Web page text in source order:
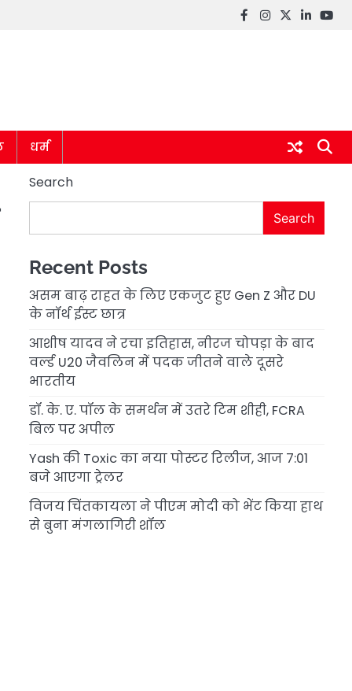
Facebook
instagram
twitter
linkedin
धर्म
Search
Search
Recent Posts
असम बाढ़ राहत के लिए एकजुट हुए Gen Z और DU
के नॉर्थ ईस्ट छात्र
आशीष यादव ने रचा इतिहास, नीरज चोपड़ा के बाद
वर्ल्ड U20 जैवलिन में पदक जीतने वाले दूसरे
भारतीय
डॉ. के. ए. पॉल के समर्थन में उतरे टिम शीही, FCRA
बिल पर अपील
Yash की Toxic का नया पोस्टर रिलीज, आज 7:01
बजे आएगा ट्रेलर
विजय चिंतकायला ने पीएम मोदी को भेंट किया हाथ
से बुना मंगलागिरी शॉल